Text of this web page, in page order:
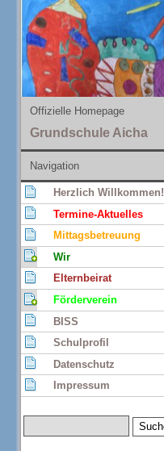
Offizielle Homepage
Grundschule Aicha
Navigation
Herzlich Willkommen!
Termine-Aktuelles
Mittagsbetreuung
Wir
Elternbeirat
Förderverein
BISS
Schulprofil
Datenschutz
Impressum